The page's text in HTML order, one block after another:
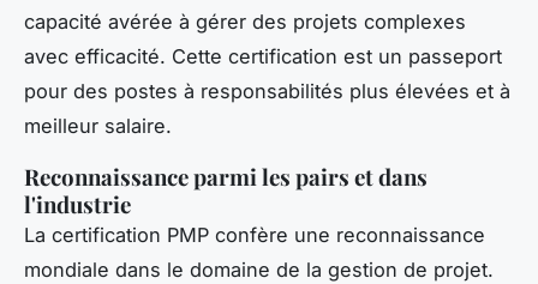
capacité avérée à gérer des projets complexes
avec efficacité. Cette certification est un passeport
pour des postes à responsabilités plus élevées et à
meilleur salaire.
Reconnaissance parmi les pairs et dans
l'industrie
La certification PMP confère une reconnaissance
mondiale dans le domaine de la gestion de projet.